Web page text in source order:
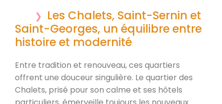
Les Chalets, Saint-Sernin et
Saint-Georges, un équilibre entre
histoire et modernité
Entre tradition et renouveau, ces quartiers
offrent une douceur singulière. Le quartier des
Chalets, prisé pour son calme et ses hôtels